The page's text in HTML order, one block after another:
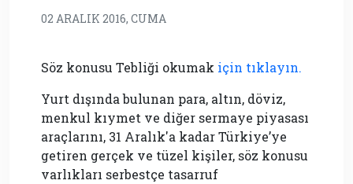
02 ARALIK 2016, CUMA
Söz konusu Tebliği okumak için tıklayın.
Yurt dışında bulunan para, altın, döviz,
menkul kıymet ve diğer sermaye piyasası
araçlarını, 31 Aralık'a kadar Türkiye’ye
getiren gerçek ve tüzel kişiler, söz konusu
varlıkları serbestçe tasarruf